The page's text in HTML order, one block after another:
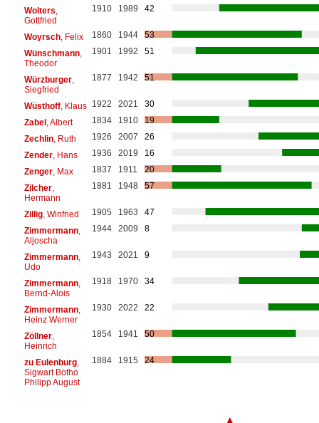
Wolters
Gottfried
1910 1989 42
Woyrsch, Felix 1860 1944
53
Wünschmann,
Theodor
1901 1992 51
Würzburger,
Siegfried
1877 1942 51
Wüsthoff, Klaus 1922 2021
30
Zabel, Albert 1834 1910
19
Zechlin, Ruth 1926 2007
26
Zender, Hans 1936 2019
16
Zenger, Max 1837 1911
20
Zilcher,
Hermann
1881 1948 57
Zillig, Winfried 1905 1963
47
Zimmermann,
Aljoscha
1944 2009 8
Zimmermann,
Udo
1943 2021 9
Zimmermann,
Bernd-Alois
1918 1970 34
Zimmermann,
Heinz Werner
1930 2022 22
Zöllner,
Heinrich
1854 1941 50
zu Eulenburg,
Sigwart Botho
Philipp August
1884 1915 24